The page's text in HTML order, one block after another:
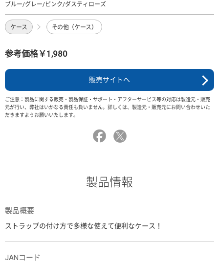
ブルー/グレー/ピンク/ダスティローズ
ケース その他（ケース）
参考価格￥1,980
販売サイトへ
ご注意：製品に関する販売・製品保証・サポート・アフターサービス等の対応は製造元・販売
元が行い、弊社はいかなる責任も負いません。詳しくは、製造元・販売元にお問い合わせいた
だきますようお願いいたします。
製品情報
製品概要
ストラップの付け方で多様な使えて便利なケース！
JANコード